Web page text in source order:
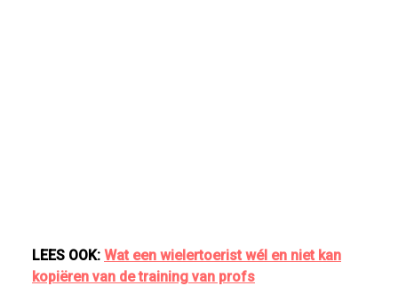
LEES OOK: Wat een wielertoerist wél en niet kan
kopiëren van de training van profs